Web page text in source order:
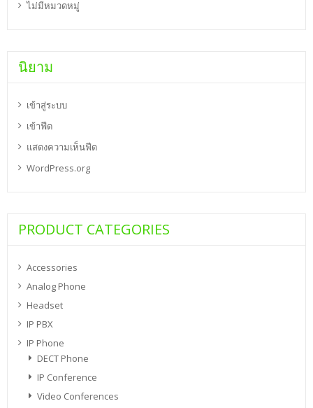
ไม่มีหมวดหมู่
นิยาม
เข้าสู่ระบบ
เข้าฟีด
แสดงความเห็นฟีด
WordPress.org
PRODUCT CATEGORIES
Accessories
Analog Phone
Headset
IP PBX
IP Phone
DECT Phone
IP Conference
Video Conferences